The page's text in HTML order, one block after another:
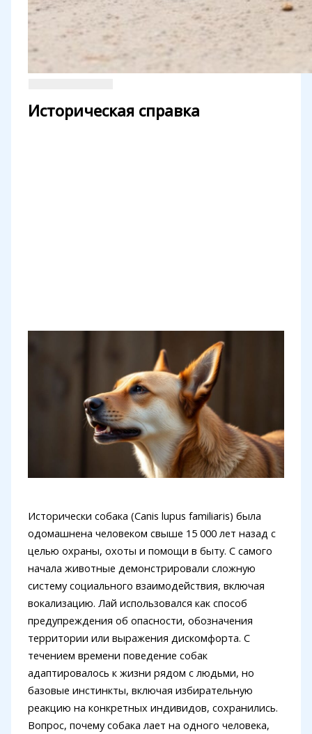
Историческая справка
Исторически собака (Canis lupus familiaris) была
одомашнена человеком свыше 15 000 лет назад с
целью охраны, охоты и помощи в быту. С самого
начала животные демонстрировали сложную
систему социального взаимодействия, включая
вокализацию. Лай использовался как способ
предупреждения об опасности, обозначения
территории или выражения дискомфорта. С
течением времени поведение собак
адаптировалось к жизни рядом с людьми, но
базовые инстинкты, включая избирательную
реакцию на конкретных индивидов, сохранились.
Вопрос, почему собака лает на одного человека,